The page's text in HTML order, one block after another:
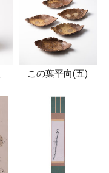
この葉平向(五)